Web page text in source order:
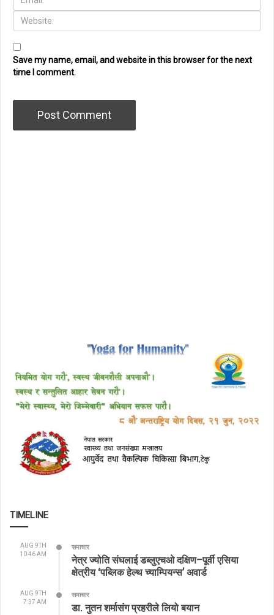
Save my name, email, and website in this browser for the next
time I comment.
TIMELINE
AUG 9TH
10:46 AM
समाचार
नेत्र ज्योति संघलाई डब्लुएचओ दक्षिण–पूर्वी एसिया
क्षेत्रीय ‘पब्लिक हेल्थ च्याम्पियन्स’ अवार्ड
AUG 9TH
7:37 AM
समाचार
डा. नुतन शर्मासंग प्रहरीले लियो बयान